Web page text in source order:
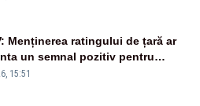
Menținerea ratingului de țară ar
un semnal pozitiv pentru
Autoritățile trebuie să continue
15:51